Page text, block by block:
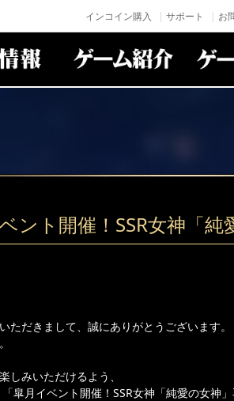
インコイン購入 サポート お
ント開催！SSR女神「
ただきまして、誠にありがとうございます。
しみいただけるよう、
皐月イベント開催！SSR女神「純愛の女神